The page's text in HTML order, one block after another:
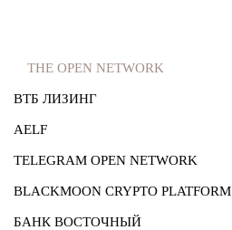
THE OPEN NETWORK
ВТБ ЛИЗИНГ
AELF
TELEGRAM OPEN NETWORK
BLACKMOON CRYPTO PLATFORM
БАНК ВОСТОЧНЫЙ